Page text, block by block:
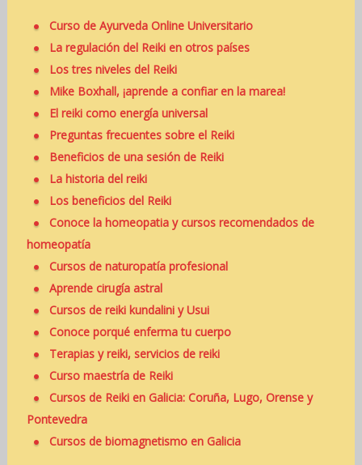
Curso de Ayurveda Online Universitario
La regulación del Reiki en otros países
Los tres niveles del Reiki
Mike Boxhall, ¡aprende a confiar en la marea!
El reiki como energía universal
Preguntas frecuentes sobre el Reiki
Beneficios de una sesión de Reiki
La historia del reiki
Los beneficios del Reiki
Conoce la homeopatia y cursos recomendados de
homeopatía
Cursos de naturopatía profesional
Aprende cirugía astral
Cursos de reiki kundalini y Usui
Conoce porqué enferma tu cuerpo
Terapias y reiki, servicios de reiki
Curso maestría de Reiki
Cursos de Reiki en Galicia: Coruña, Lugo, Orense y
Pontevedra
Cursos de biomagnetismo en Galicia